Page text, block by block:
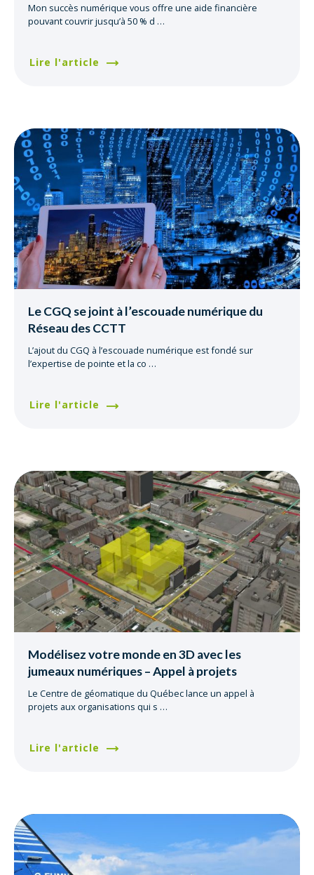
Mon succès numérique vous offre une aide financière
pouvant couvrir jusqu’à 50 % d …
Lire l'article
Le CGQ se joint à l’escouade numérique du
Réseau des CCTT
L’ajout du CGQ à l’escouade numérique est fondé sur
l’expertise de pointe et la co …
Lire l'article
Modélisez votre monde en 3D avec les
jumeaux numériques – Appel à projets
Le Centre de géomatique du Québec lance un appel à
projets aux organisations qui s …
Lire l'article